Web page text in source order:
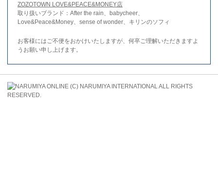
ZOZOTOWN LOVE&PEACE&MONEY店
取り扱いブランド：After the rain、babycheer、
Love&Peace&Money、sense of wonder、キリンのソフィ
お客様にはご不便をおかけいたしますが、何卒ご理解いただきますよ
うお願い申し上げます。